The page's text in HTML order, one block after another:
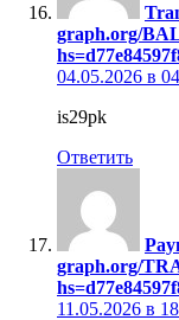
graph.org/
04.05.2026 в
is29pk
Ответить
graph.org/
11.05.2026 в